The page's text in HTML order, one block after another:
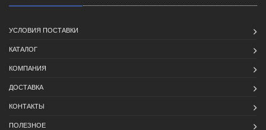
УСЛОВИЯ ПОСТАВКИ
КАТАЛОГ
КОМПАНИЯ
ДОСТАВКА
КОНТАКТЫ
ПОЛЕЗНОЕ